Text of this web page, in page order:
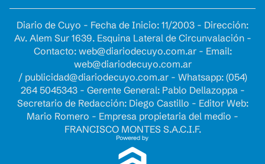
Diario de Cuyo - Fecha de Inicio: 11/2003 - Dirección:
Av. Alem Sur 1639. Esquina Lateral de Circunvalación -
Contacto: web@diariodecuyo.com.ar- Email:
web@diariodecuyo.com.ar
/ publicidad@diariodecuyo.com.ar- Whatsapp: (054)
264 5045343 - Gerente General: Pablo Dellazoppa -
Secretario de Redacción: Diego Castillo - Editor Web:
Mario Romero - Empresa propietaria del medio -
FRANCISCO MONTES S.A.C.I.F.